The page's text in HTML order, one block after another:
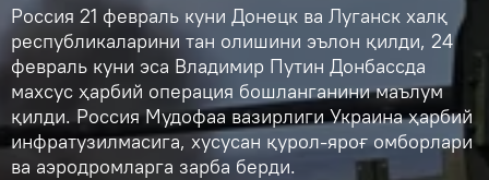
Россия 21 февраль куни Донецк ва Луганск халқ
республикаларини тан олишини эълон қилди, 24
февраль куни эса Владимир Путин Донбассда
махсус ҳарбий операция бошланганини маълум
қилди. Россия Мудофаа вазирлиги Украина ҳарбий
инфратузилмасига, хусусан қурол-яроғ омборлари
ва аэродромларга зарба берди.